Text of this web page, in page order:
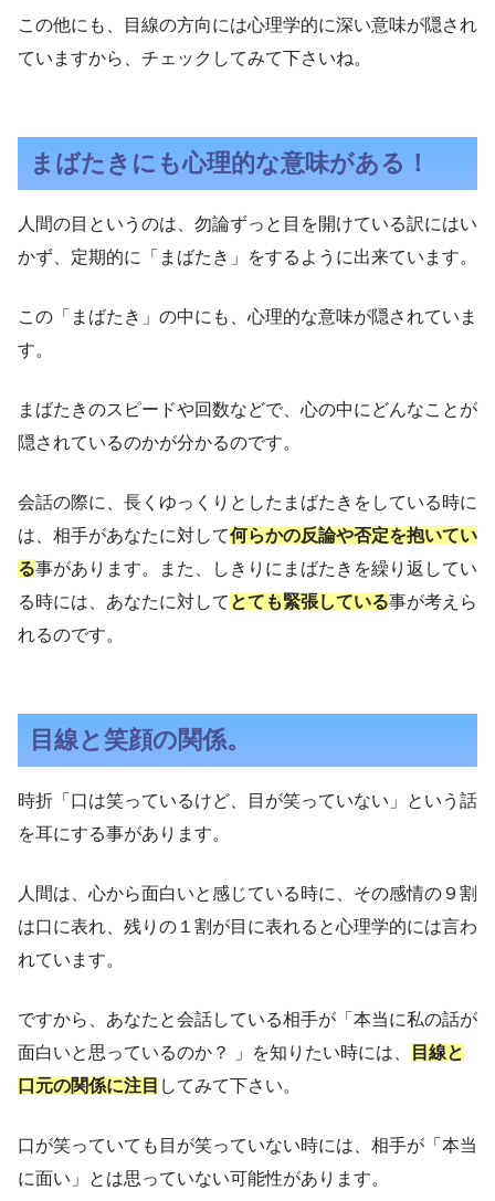
この他にも、目線の方向には心理学的に深い意味が隠され
ていますから、チェックしてみて下さいね。
まばたきにも心理的な意味がある！
人間の目というのは、勿論ずっと目を開けている訳にはい
かず、定期的に「まばたき」をするように出来ています。
この「まばたき」の中にも、心理的な意味が隠されていま
す。
まばたきのスピードや回数などで、心の中にどんなことが
隠されているのかが分かるのです。
会話の際に、長くゆっくりとしたまばたきをしている時に
は、相手があなたに対して何らかの反論や否定を抱いてい
る事があります。また、しきりにまばたきを繰り返してい
る時には、あなたに対して とても緊張している事が考えら
れるのです。
目線と笑顔の関係。
時折「口は笑っているけど、目が笑っていない」という話
を耳にする事があります。
人間は、心から面白いと感じている時に、その感情の９割
は口に表れ、残りの１割が目に表れると心理学的には言わ
れています。
ですから、あなたと会話している相手が「本当に私の話が
面白いと思っているのか？ 」を知りたい時には、
目線と
口元の関係に注目 してみて下さい。
口が笑っていても目が笑っていない時には、相手が「本当
に面い」とは思っていない可能性があります。